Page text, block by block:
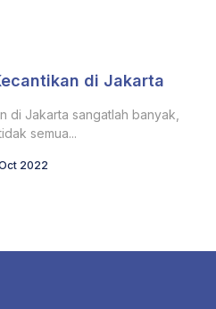
di Jakarta
di Jakarta sangatlah banyak,
semua...
2022